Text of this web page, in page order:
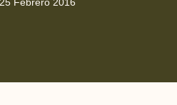
25 Febrero 2016